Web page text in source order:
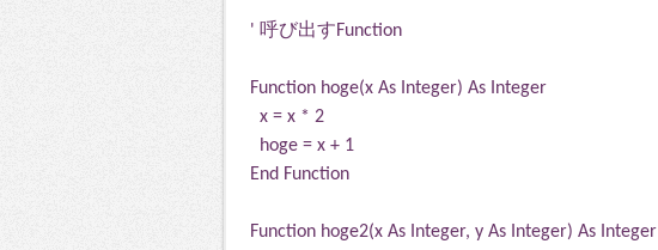
' 呼び出すFunction
Function hoge(x As Integer) As Integer
x = x * 2
hoge = x + 1
End Function
Function hoge2(x As Integer, y As Integer) As Integer